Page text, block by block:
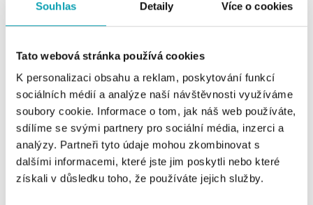
Souhlas Detaily Více o cookies
Tato webová stránka používá cookies
K personalizaci obsahu a reklam, poskytování funkcí
sociálních médií a analýze naší návštěvnosti využíváme
soubory cookie. Informace o tom, jak náš web používáte,
sdílíme se svými partnery pro sociální média, inzerci a
analýzy. Partneři tyto údaje mohou zkombinovat s
dalšími informacemi, které jste jim poskytli nebo které
získali v důsledku toho, že používáte jejich služby.
ALO BUTIKY